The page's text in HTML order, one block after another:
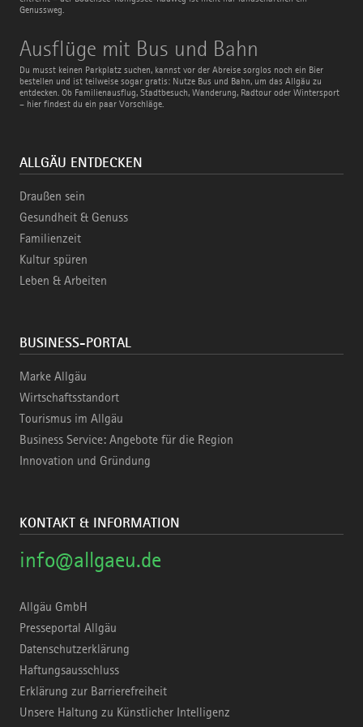
Genussweg.
Ausflüge mit Bus und Bahn
Du musst keinen Parkplatz suchen, kannst vor der Abreise sorglos noch ein Bier
bestellen und ist teilweise sogar gratis: Nutze Bus und Bahn, um das Allgäu zu
entdecken. Ob Familienausflug, Stadtbesuch, Wanderung, Radtour oder Wintersport
– hier findest du ein paar Vorschläge.
Ausflüge
mit
Bus
und
Bahn
ALLGÄU ENTDECKEN
Draußen sein
Gesundheit & Genuss
Familienzeit
Kultur spüren
Leben & Arbeiten
BUSINESS-PORTAL
Marke Allgäu
Wirtschaftsstandort
Tourismus im Allgäu
Business Service: Angebote für die Region
Innovation und Gründung
KONTAKT & INFORMATION
info@allgaeu.de
Allgäu GmbH
Presseportal Allgäu
Datenschutzerklärung
Haftungsausschluss
Erklärung zur Barrierefreiheit
Unsere Haltung zu Künstlicher Intelligenz